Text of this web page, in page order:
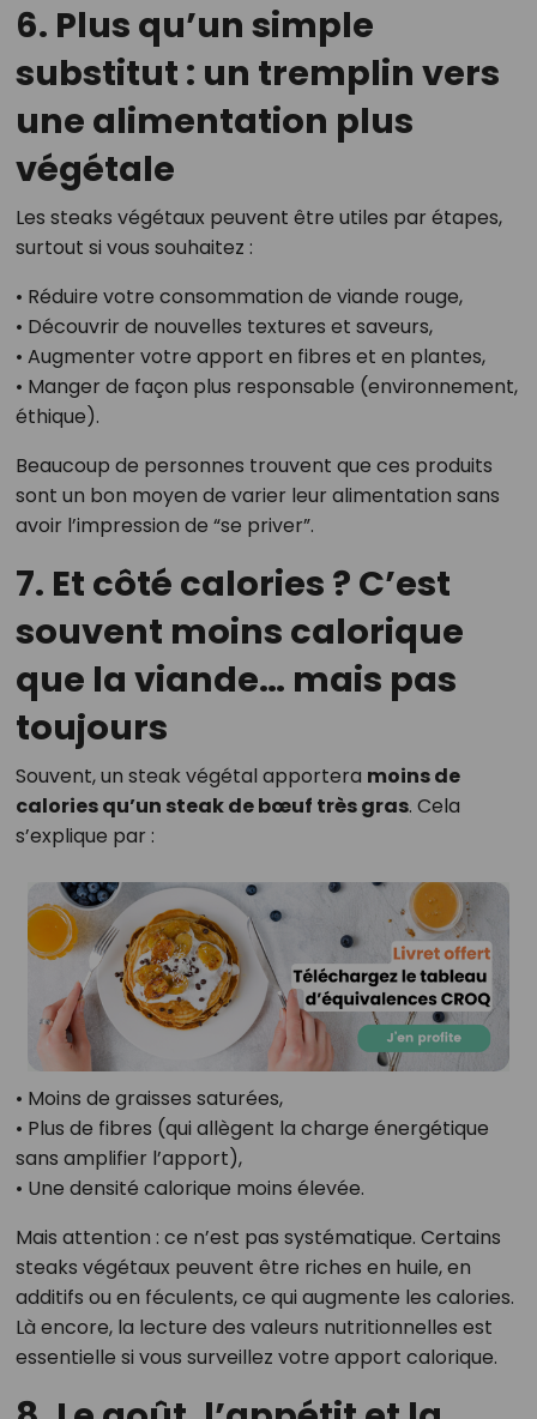
6. Plus qu’un simple
substitut : un tremplin vers
une alimentation plus
végétale
Les steaks végétaux peuvent être utiles par étapes,
surtout si vous souhaitez :
• Réduire votre consommation de viande rouge,
• Découvrir de nouvelles textures et saveurs,
• Augmenter votre apport en fibres et en plantes,
• Manger de façon plus responsable (environnement,
éthique).
Beaucoup de personnes trouvent que ces produits
sont un bon moyen de varier leur alimentation sans
avoir l’impression de “se priver”.
7. Et côté calories ? C’est
souvent moins calorique
que la viande… mais pas
toujours
Souvent, un steak végétal apportera moins de
calories qu’un steak de bœuf très gras. Cela
s’explique par :
• Moins de graisses saturées,
• Plus de fibres (qui allègent la charge énergétique
sans amplifier l’apport),
• Une densité calorique moins élevée.
Mais attention : ce n’est pas systématique. Certains
steaks végétaux peuvent être riches en huile, en
additifs ou en féculents, ce qui augmente les calories.
Là encore, la lecture des valeurs nutritionnelles est
essentielle si vous surveillez votre apport calorique.